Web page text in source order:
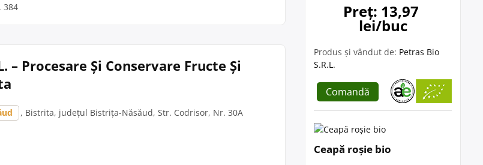
384
– Procesare Și Conservare Fructe Și
, Bistrita, județul Bistrița-Năsăud, Str. Codrisor, Nr. 30A
Preț: 13,97
lei/buc
Produs și vândut de: Petras Bio
S.R.L.
Comandă
Ceapă roșie bio